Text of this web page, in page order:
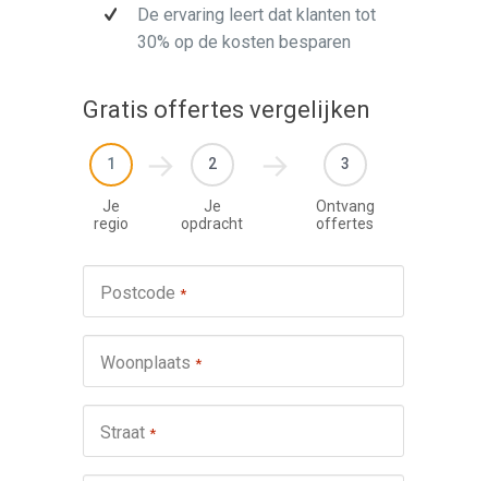
De ervaring leert dat klanten tot
30% op de kosten besparen
Gratis offertes vergelijken
1
Je
regio
2
Je
opdracht
3
Ontvang
offertes
Postcode *
Woonplaats *
Straat *